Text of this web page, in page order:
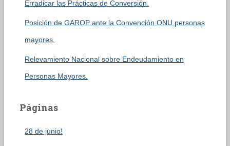
Erradicar las Prácticas de Conversión.
Posición de GAROP ante la Convención ONU personas
mayores.
Relevamiento Nacional sobre Endeudamiento en
Personas Mayores.
Páginas
28 de junio!